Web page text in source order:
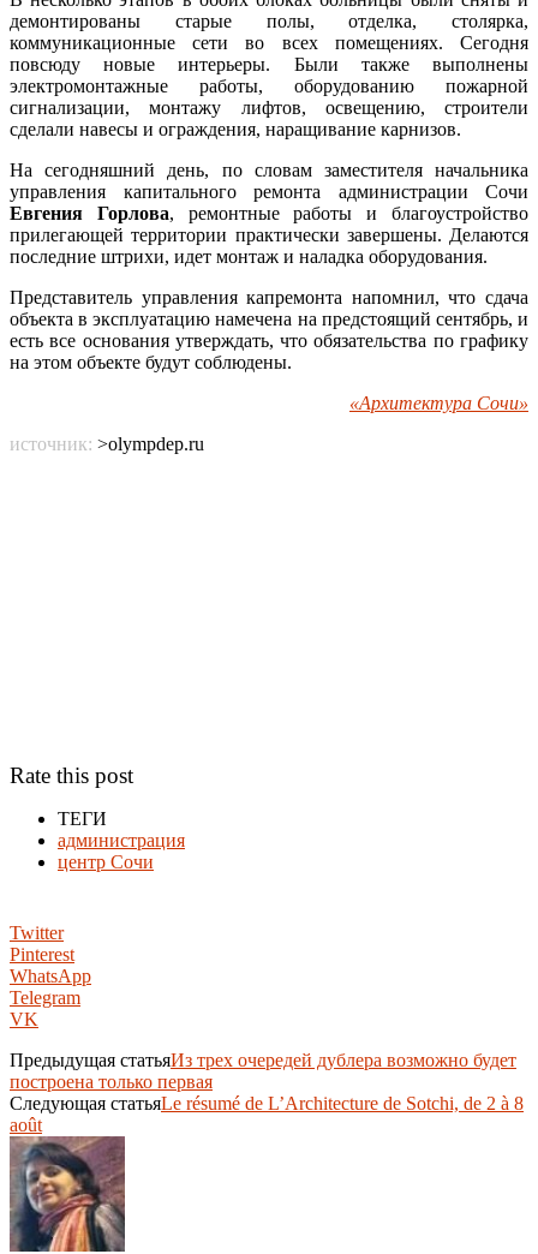
демонтированы старые полы, отделка, столярка,
коммуникационные сети во всех помещениях. Сегодня
повсюду новые интерьеры. Были также выполнены
электромонтажные работы, оборудованию пожарной
сигнализации, монтажу лифтов, освещению, строители
сделали навесы и ограждения, наращивание карнизов.
На сегодняшний день, по словам заместителя начальника
управления капитального ремонта администрации Сочи
Евгения Горлова, ремонтные работы и благоустройство
прилегающей территории практически завершены. Делаются
последние штрихи, идет монтаж и наладка оборудования.
Представитель управления капремонта напомнил, что сдача
объекта в эксплуатацию намечена на предстоящий сентябрь, и
есть все основания утверждать, что обязательства по графику
на этом объекте будут соблюдены.
«Архитектура Сочи»
источник: >olympdep.ru
Rate this post
ТЕГИ
администрация
центр Сочи
Twitter
Pinterest
WhatsApp
Telegram
VK
Предыдущая статьяИз трех очередей дублера возможно будет
построена только первая
Следующая статьяLe résumé de L’Architecture de Sotchi, de 2 à 8
août